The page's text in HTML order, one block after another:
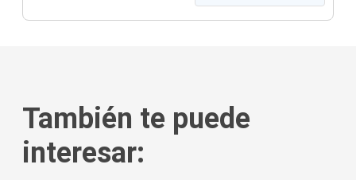
También te puede
interesar: